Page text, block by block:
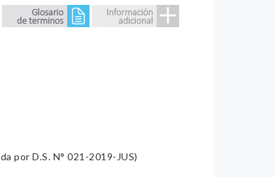
por D.S. N° 021-2019-JUS)